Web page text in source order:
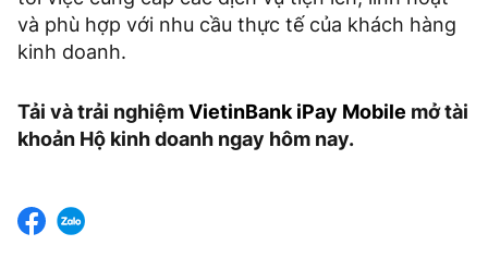
và phù hợp với nhu cầu thực tế của khách hàng
kinh doanh.
Tải và trải nghiệmVietinBank iPay Mobile mở tài
khoản Hộ kinh doanh ngay hôm nay.